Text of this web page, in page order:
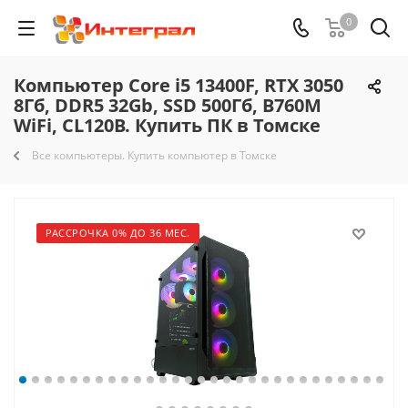
0
Компьютер Core i5 13400F, RTX 3050
8Гб, DDR5 32Gb, SSD 500Гб, B760M
WiFi, CL120B. Купить ПК в Томске
Все компьютеры. Купить компьютер в Томске
РАССРОЧКА 0% ДО 36 МЕС.